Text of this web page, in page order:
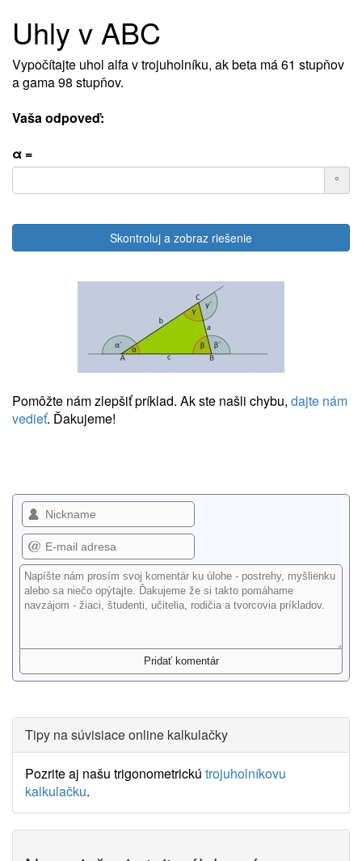
Uhly v ABC
Vypočítajte uhol alfa v trojuholníku, ak beta má 61 stupňov
a gama 98 stupňov.
Vaša odpoveď:
α =
°
Skontroluj a zobraz riešenie
Pomôžte nám zlepšiť príklad. Ak ste našli chybu, dajte nám
vedieť. Ďakujeme!
Tipy na súvisiace online kalkulačky
Pozrite aj našu trigonometrickú trojuholníkovu
kalkulačku.